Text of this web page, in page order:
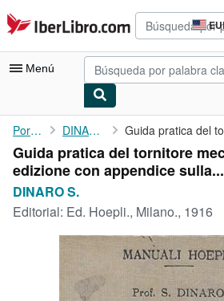
Pasar al contenido principal
IberLibro.com
de
del
Menú
Mi cuenta
Consultar mis pedidos
Búsqueda avanzada
Colecciones
Libros antiguos
Portada DINARO S.
Guida pratica del tornitore
edizione con appendice sulla...
DINARO S.
Editorial: Ed. Hoepli., Milano., 1916